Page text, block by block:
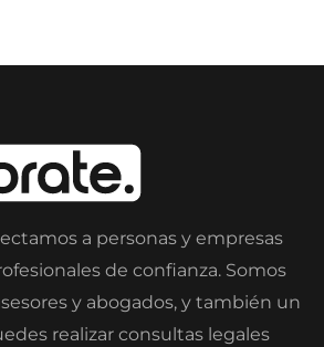
a personas y empresas
de confianza. Somos
y abogados, y también un
realizar consultas legales